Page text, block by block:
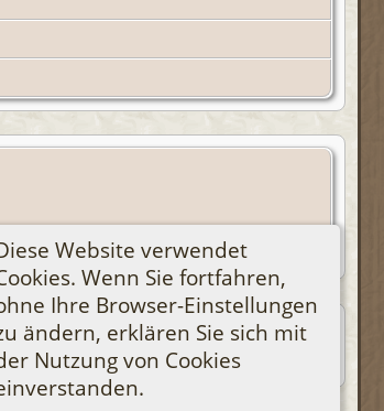
Website verwendet
Wenn Sie fortfahren,
Ihre Browser-Einstellungen
ändern, erklären Sie sich mit
Nutzung von Cookies